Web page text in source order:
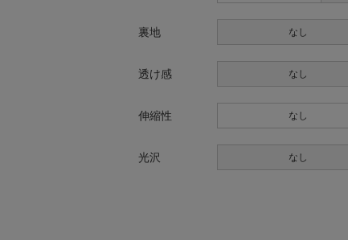
裏地 なし
透け感 なし
伸縮性 なし
光沢 なし